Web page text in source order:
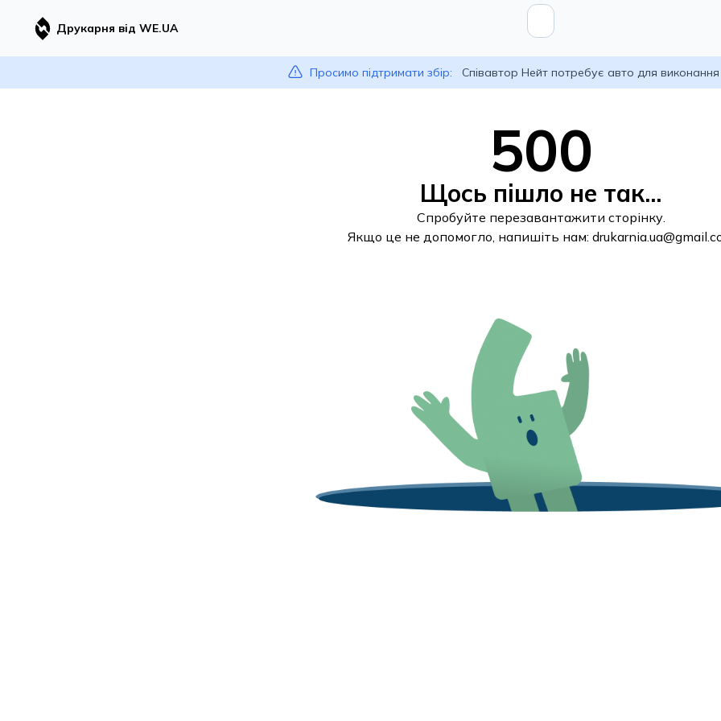
Друкарня від WE.UA
Просимо підтримати збір: Співавтор Нейт потребує авто для
500
Щось пішло не так...
Спробуйте перезавантажити сторінку.
Якщо це не допомогло, напишіть нам: